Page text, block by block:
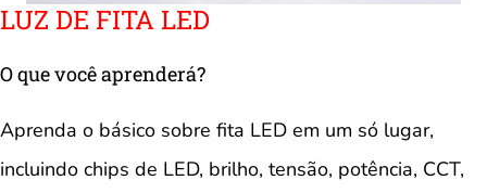
LUZ DE FITA LED
O que você aprenderá?
Aprenda o básico sobre fita LED em um só lugar,
incluindo chips de LED, brilho, tensão, potência, CCT,